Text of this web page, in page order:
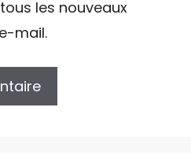
les nouveaux
mail.